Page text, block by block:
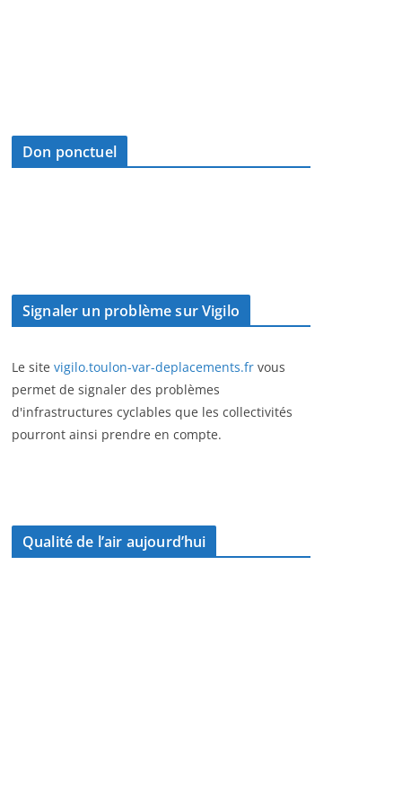
Don ponctuel
Signaler un problème sur Vigilo
Le site vigilo.toulon-var-deplacements.fr vous
permet de signaler des problèmes
d'infrastructures cyclables que les collectivités
pourront ainsi prendre en compte.
Qualité de l’air aujourd’hui